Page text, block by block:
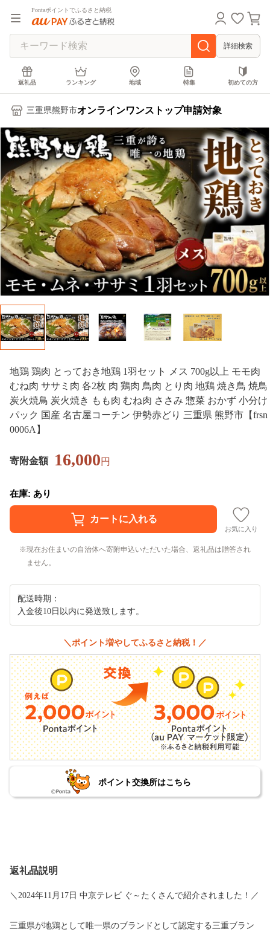
Pontaポイントでふるさと納税
詳細検索
返礼品 ランキング 地域 特集 初めての方
三重県熊野市オンラインワンストップ申請対象
地鶏 鶏肉 とっておき地鶏 1羽セット メス 700g以上 モモ肉
むね肉 ササミ肉 各2枚 肉 鶏肉 鳥肉 とり肉 地鶏 焼き鳥 焼鳥
炭火焼鳥 炭火焼き もも肉 むね肉 ささみ 惣菜 おかず 小分け
パック 国産 名古屋コーチン 伊勢赤どり 三重県 熊野市【frsn
0006A】
寄附金額 16,000円
在庫: あり
お気に入り
現在お住まいの自治体へ寄附申込いただいた場合、返礼品は贈答され
ません。
配送時期：
入金後10日以内に発送致します。
＼ポイント増やしてふるさと納税！／
ポイント交換所はこちら
返礼品説明
＼2024年11月17日 中京テレビ ぐ～たくさんで紹介されました！／
三重県が地鶏として唯一県のブランドとして認定する三重ブラン